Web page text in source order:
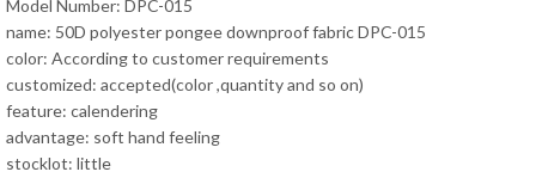
Model Number: DPC-015
name: 50D polyester pongee downproof fabric DPC-015
color: According to customer requirements
customized: accepted(color ,quantity and so on)
feature: calendering
advantage: soft hand feeling
stocklot: little